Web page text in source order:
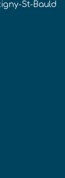
St-Bauld